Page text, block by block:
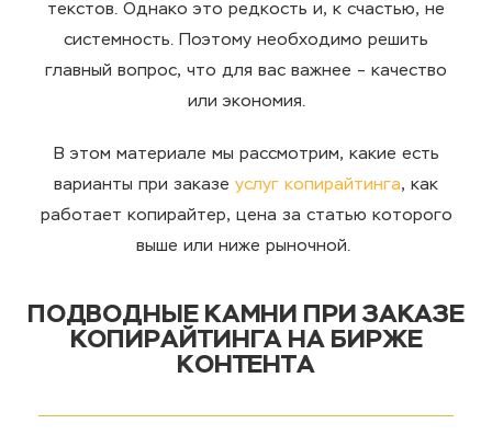
текстов. Однако это редкость и, к счастью, не
системность. Поэтому необходимо решить
главный вопрос, что для вас важнее – качество
или экономия.
В этом материале мы рассмотрим, какие есть
варианты при заказе услуг копирайтинга, как
работает копирайтер, цена за статью которого
выше или ниже рыночной.
ПОДВОДНЫЕ КАМНИ ПРИ ЗАКАЗЕ
КОПИРАЙТИНГА НА БИРЖЕ
КОНТЕНТА